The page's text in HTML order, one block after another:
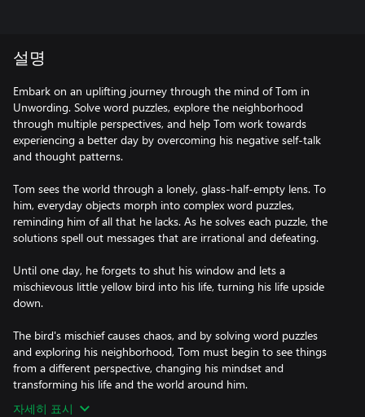
설명
Embark on an uplifting journey through the mind of Tom in
Unwording. Solve word puzzles, explore the neighborhood
through multiple perspectives, and help Tom work towards
experiencing a better day by overcoming his negative self-talk
and thought patterns.
Tom sees the world through a lonely, glass-half-empty lens. To
him, everyday objects morph into complex word puzzles,
reminding him of all that he lacks. As he solves each puzzle, the
solutions spell out messages that are irrational and defeating.
Until one day, he forgets to shut his window and lets a
mischievous little yellow bird into his life, turning his life upside
down.
The bird's mischief causes chaos, and by solving word puzzles
and exploring his neighborhood, Tom must begin to see things
from a different perspective, changing his mindset and
transforming his life and the world around him.
자세히 표시